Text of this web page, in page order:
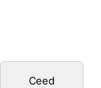
Ceed